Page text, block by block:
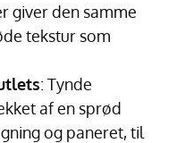
giver den samme
tekstur som
: Tynde
af en sprød
og paneret, til